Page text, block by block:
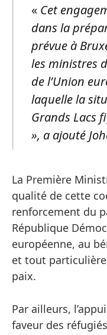
« Cet
dans la
prévue à
les ministres
de l’Union
laquelle la
Grands Lacs
», a ajouté
La Première
qualité de cette
renforcement du
République
européenne, au
et tout
paix.
Par ailleurs,
faveur des